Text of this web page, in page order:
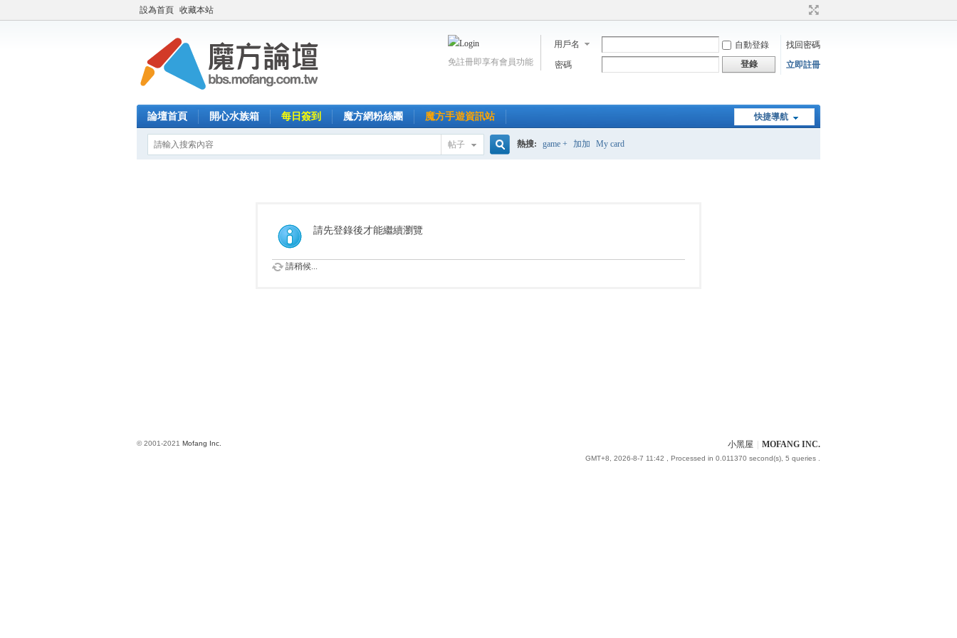
設為首頁 收藏本站
用戶名 自動登錄
找回密碼
密碼
登錄 立即註冊
免註冊即享有會員功能
快捷導航
論壇首頁 開心水族箱 每日簽到 魔方網粉絲團 魔方手遊資訊站
帖子 熱搜: game + 加加 My card
請先登錄後才能繼續瀏覽
請稍候...
小黑屋 MOFANG INC.
GMT+8, 2026-8-7 11:42 , Processed in 0.011370 second(s), 5 queries .
© 2001-2021 Mofang Inc.